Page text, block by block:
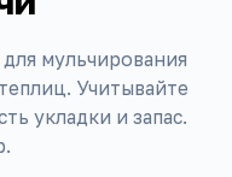
мульчирования
Учитывайте
укладки и запас.